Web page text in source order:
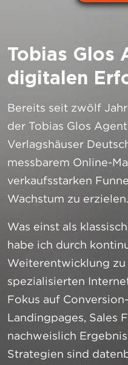
Tobias Glos
digitalen
Bereits seit zwölf
der Tobias Glos
Verlagshäuser
messbarem Online-
verkaufsstarken
Wachstum zu erzielen.
Was einst als
habe ich durch
Weiterentwicklung zu
spezialisierten
Fokus auf
Landingpages, Sales
nachweislich
Strategien sind